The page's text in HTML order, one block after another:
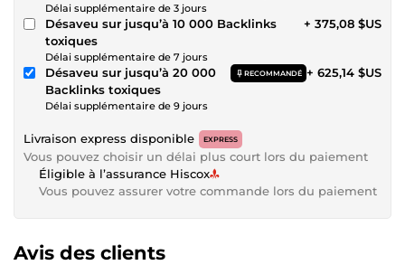
Délai supplémentaire de 3 jours
Désaveu sur jusqu’à 10 000 Backlinks
toxiques
Délai supplémentaire de 7 jours
+ 375,08 $US
Désaveu sur jusqu’à 20 000
Backlinks toxiques
RECOMMANDÉ
Délai supplémentaire de 9 jours
+ 625,14 $US
Livraison express disponible EXPRESS
Vous pouvez choisir un délai plus court lors du paiement
Éligible à l’assurance Hiscox
Vous pouvez assurer votre commande lors du paiement
Avis des clients